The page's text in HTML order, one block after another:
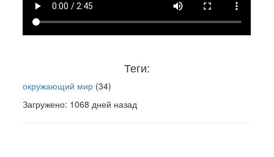
Теги:
окружающий мир (34)
Загружено: 1068 дней назад